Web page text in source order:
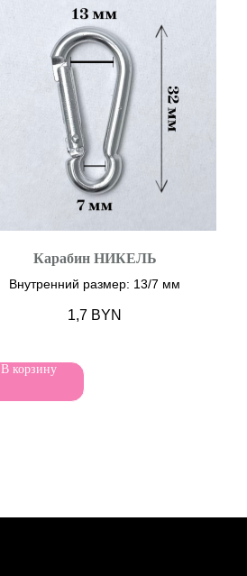
Карабин НИКЕЛЬ
Внутренний размер: 13/7 мм
1,7 BYN
В корзину